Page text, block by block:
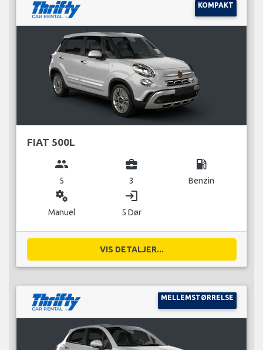
KOMPAKT
FIAT 500L
group
5
business_center
3
local_gas_station
Benzin
miscellaneous_services
Manuel
login
5 Dør
VIS DETALJER...
MELLEMSTØRRELSE